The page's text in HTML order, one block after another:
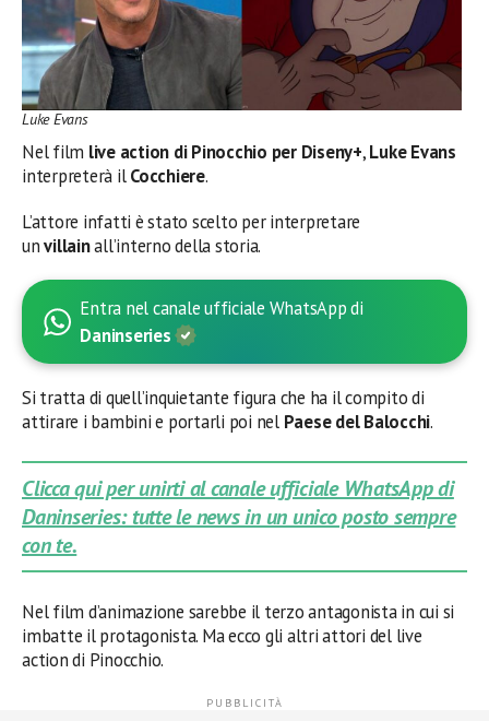
Luke Evans
Nel film live action di Pinocchio per Diseny+,Luke Evans
interpreterà ilCocchiere.
L’attore infatti è stato scelto per interpretare
unvillainall’interno della storia.
Entra nel canale ufficiale WhatsApp di
Daninseries
Si tratta di quell’inquietante figura che ha il compito di
attirare i bambini e portarli poi nel Paese del Balocchi.
Clicca qui per unirti al canale ufficiale WhatsApp di
Daninseries: tutte le news in un unico posto sempre
con te.
Nel film d’animazione sarebbe il terzo antagonista in cui si
imbatte il protagonista. Ma ecco gli altri attori del live
action di Pinocchio.